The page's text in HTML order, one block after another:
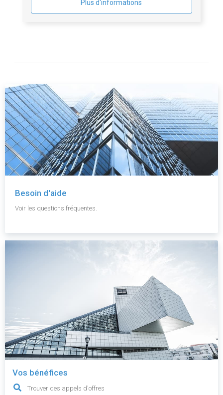
Plus d'informations
Besoin d'aide
Voir les questions fréquentes.
Vos bénéfices
Trouver des appels d'offres